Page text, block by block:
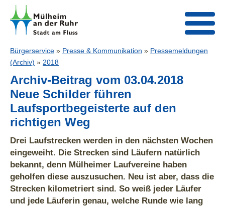
Bürgerservice » Presse & Kommunikation » Pressemeldungen
(Archiv) » 2018
Archiv-Beitrag vom 03.04.2018
Neue Schilder führen
Laufsportbegeisterte auf den
richtigen Weg
Drei Laufstrecken werden in den nächsten Wochen
eingeweiht. Die Strecken sind Läufern natürlich
bekannt, denn Mülheimer Laufvereine haben
geholfen diese auszusuchen. Neu ist aber, dass die
Strecken kilometriert sind. So weiß jeder Läufer
und jede Läuferin genau, welche Runde wie lang